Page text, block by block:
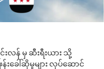
းလန် မှ ဆီးရီးယား သို့
ခေါ်ဆိုမှုများ လုပ်ဆောင်